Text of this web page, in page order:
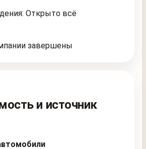
Открыто всё
завершены
и источник